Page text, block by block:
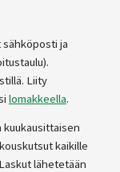
ja
Liity
lomakkeella.
kuukausittaisen
kaikille
lähetetään